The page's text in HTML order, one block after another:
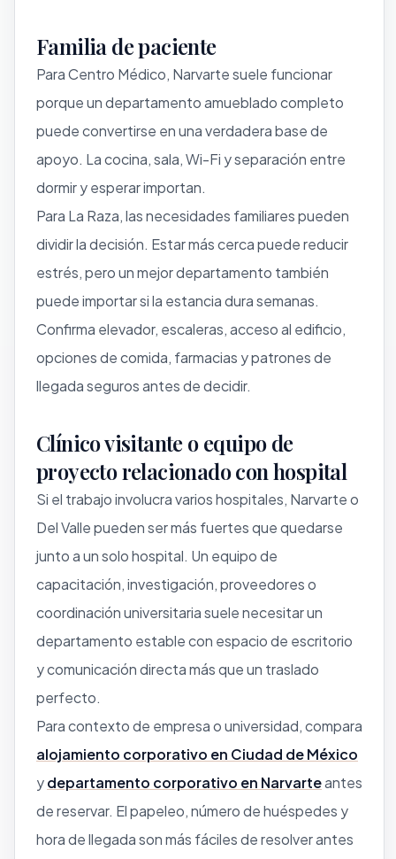
Familia de paciente
Para Centro Médico, Narvarte suele funcionar
porque un departamento amueblado completo
puede convertirse en una verdadera base de
apoyo. La cocina, sala, Wi-Fi y separación entre
dormir y esperar importan.
Para La Raza, las necesidades familiares pueden
dividir la decisión. Estar más cerca puede reducir
estrés, pero un mejor departamento también
puede importar si la estancia dura semanas.
Confirma elevador, escaleras, acceso al edificio,
opciones de comida, farmacias y patrones de
llegada seguros antes de decidir.
Clínico visitante o equipo de
proyecto relacionado con hospital
Si el trabajo involucra varios hospitales, Narvarte o
Del Valle pueden ser más fuertes que quedarse
junto a un solo hospital. Un equipo de
capacitación, investigación, proveedores o
coordinación universitaria suele necesitar un
departamento estable con espacio de escritorio
y comunicación directa más que un traslado
perfecto.
Para contexto de empresa o universidad, compara
alojamiento corporativo en Ciudad de México
ydepartamento corporativo en Narvarteantes
de reservar. El papeleo, número de huéspedes y
hora de llegada son más fáciles de resolver antes